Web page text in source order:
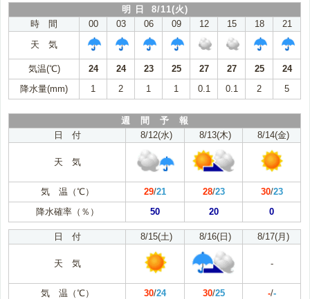
明 日 8/11(火)
時 間
00 03 06 09 12 15 18
21
天 気
気温(℃) 24 24 23 25 27 27 25
24
降水量(mm)
1 2 1 1 0.1 0.1 2 5
週 間 予 報
日 付
8/12(水) 8/13(木) 8/14(金)
天 気
気 温（℃） 29/21 28/23 30/23
降水確率（％）
50 20 0
日 付 8/15(土) 8/16(日) 8/17(月)
天 気 -
気 温（℃） 30/24 30/25 -/-